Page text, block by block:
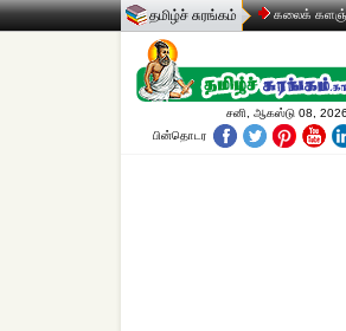
தமிழ்ச் சுரங்கம் கலைக்
சனி, ஆகஸ்டு 08, 2026
பின்தொடர